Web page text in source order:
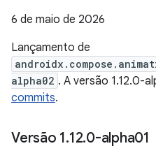
6 de maio de 2026
Lançamento de
alpha02 . A versão 1.12.0-
commits.
Versão 1.12.0-alpha01